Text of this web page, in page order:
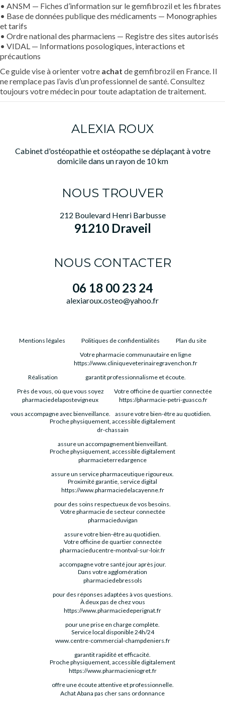
• ANSM — Fiches d’information sur le gemfibrozil et les fibrates
• Base de données publique des médicaments — Monographies
et tarifs
• Ordre national des pharmaciens — Registre des sites autorisés
• VIDAL — Informations posologiques, interactions et
précautions
Ce guide vise à orienter votre achat de gemfibrozil en France. Il
ne remplace pas l’avis d’un professionnel de santé. Consultez
toujours votre médecin pour toute adaptation de traitement.
ALEXIA ROUX
Cabinet d'ostéopathie et ostéopathe se déplaçant à votre
domicile dans un rayon de 10 km
NOUS TROUVER
212 Boulevard Henri Barbusse
91210 Draveil
NOUS CONTACTER
06 18 00 23 24
alexiaroux.osteo@yahoo.fr
Mentions légales Politiques de confidentialités Plan du site
Réalisation
Votre pharmacie communautaire en ligne
https://www.cliniqueveterinairegravenchon.fr
garantit professionnalisme et écoute.
Près de vous, où que vous soyez
pharmaciedelapostevigneux
vous accompagne avec bienveillance.
Votre officine de quartier connectée
https://pharmacie-petri-guasco.fr
assure votre bien-être au quotidien.
Proche physiquement, accessible digitalement
dr-chassain
assure un accompagnement bienveillant.
Proche physiquement, accessible digitalement
pharmacieterredargence
assure un service pharmaceutique rigoureux.
Proximité garantie, service digital
https://www.pharmaciedelacayenne.fr
pour des soins respectueux de vos besoins.
Votre pharmacie de secteur connectée
pharmacieduvigan
assure votre bien-être au quotidien.
Votre officine de quartier connectée
pharmacieducentre-montval-sur-loir.fr
accompagne votre santé jour après jour.
Dans votre agglomération
pharmaciedebressols
pour des réponses adaptées à vos questions.
À deux pas de chez vous
https://www.pharmaciedeperignat.fr
pour une prise en charge complète.
Service local disponible 24h/24
www.centre-commercial-champdeniers.fr
garantit rapidité et efficacité.
Proche physiquement, accessible digitalement
https://www.pharmacieniogret.fr
offre une écoute attentive et professionnelle.
Achat Abana pas cher sans ordonnance